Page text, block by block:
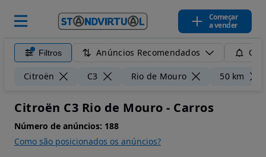
Começar
a vender
Filtros Anúncios Recomendados
Citroën C3 Rio de Mouro 50 km
Citroën C3 Rio de Mouro - Carros
Número de anúncios: 188
Como são posicionados os anúncios?